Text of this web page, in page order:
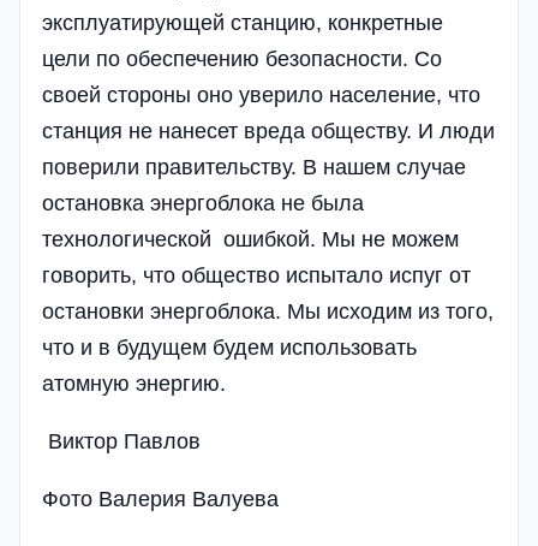
эксплуатирующей станцию, конкретные
цели по обеспечению безопасности. Со
своей стороны оно уверило население, что
станция не нанесет вреда обществу. И люди
поверили правительству. В нашем случае
остановка энергоблока не была
технологической ошибкой. Мы не можем
говорить, что общество испытало испуг от
остановки энергоблока. Мы исходим из того,
что и в будущем будем использовать
атомную энергию.
Виктор Павлов
Фото Валерия Валуева